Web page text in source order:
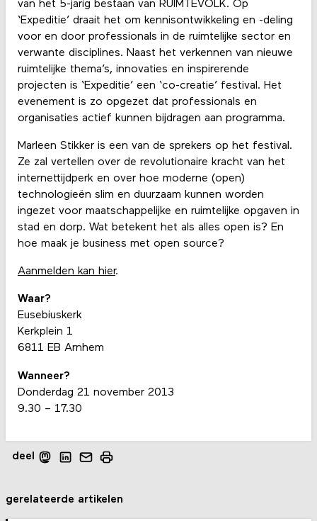
van het 5-jarig bestaan van RUIMTEVOLK. Op
‘Expeditie’ draait het om kennisontwikkeling en -deling
voor en door professionals in de ruimtelijke sector en
verwante disciplines. Naast het verkennen van nieuwe
ruimtelijke thema’s, innovaties en inspirerende
projecten is ‘Expeditie’ een ‘co-creatie’ festival. Het
evenement is zo opgezet dat professionals en
organisaties actief kunnen bijdragen aan programma.
Marleen Stikker is een van de sprekers op het festival.
Ze zal vertellen over de revolutionaire kracht van het
internettijdperk en over hoe moderne (open)
technologieën slim en duurzaam kunnen worden
ingezet voor maatschappelijke en ruimtelijke opgaven in
stad en dorp. Wat betekent het als alles open is? En
hoe maak je business met open source?
Aanmelden kan hier.
Waar?
Eusebiuskerk
Kerkplein 1
6811 EB Arnhem
Wanneer?
Donderdag 21 november 2013
9.30 – 17.30
deel
gerelateerde artikelen